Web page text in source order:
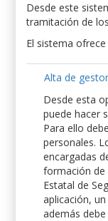
Desde este
tramitación de
El sistema
Alta de gestor
Desde esta
puede hacer
Para ello
personales.
encargadas
formación de
Estatal de
aplicación,
además